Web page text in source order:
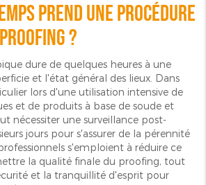
prend une procédure
?
dure de quelques heures à une
et l'état général des lieux. Dans
lors d'une utilisation intensive de
et de produits à base de soude et
nécessiter une surveillance post-
jours pour s'assurer de la pérennité
s'emploient à réduire ce
la qualité finale du proofing, tout
et la tranquillité d'esprit pour